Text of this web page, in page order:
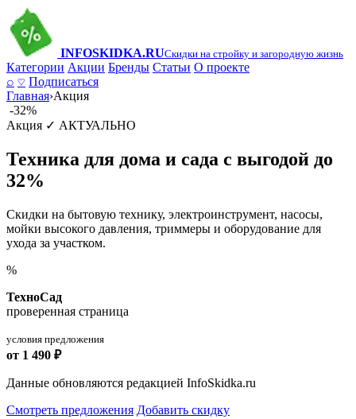
INFOSKIDKA.RUСкидки на стройку и загородную жизнь
Категории Акции Бренды Статьи О проекте
⌕ ♡ Подписаться
Главная›Акция
-32%
Акция ✓ АКТУАЛЬНО
Техника для дома и сада с выгодой до
32%
Скидки на бытовую технику, электроинструмент, насосы,
мойки высокого давления, триммеры и оборудование для
ухода за участком.
%
ТехноСад
проверенная страница
условия предложения
от 1 490 ₽
Данные обновляются редакцией InfoSkidka.ru
Смотреть предложения Добавить скидку